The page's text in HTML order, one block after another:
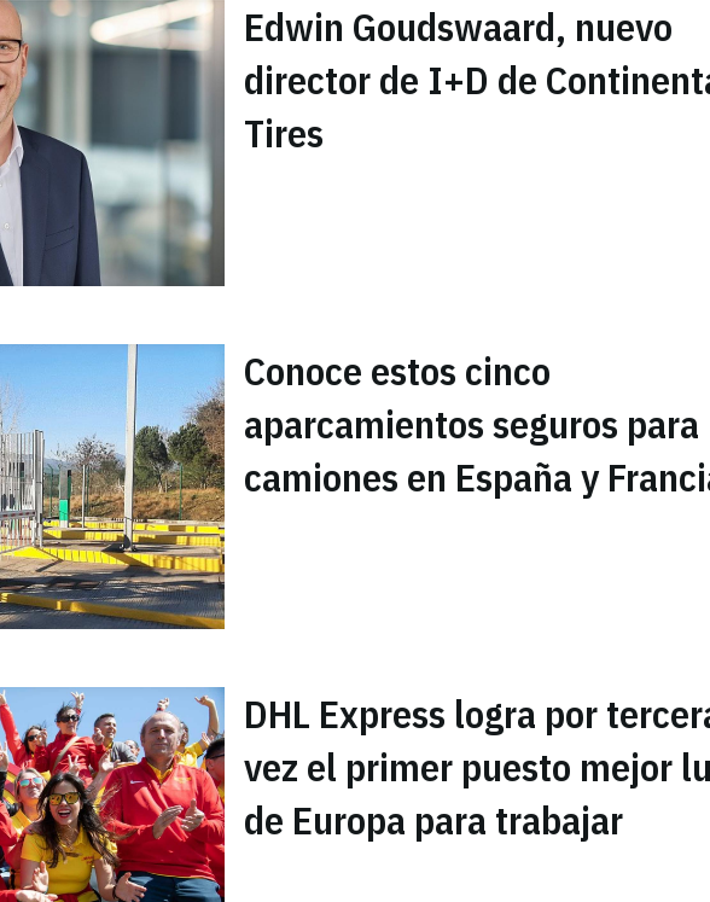
Edwin Goudswaard, nuevo
director de I+D de
Tires
Conoce estos cinco
aparcamientos seguros para
camiones en España y
DHL Express logra por
vez el primer puesto mejor
de Europa para trabajar